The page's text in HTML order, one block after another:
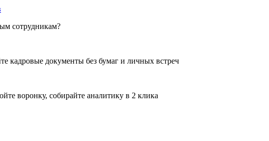
сотрудникам?
кадровые документы без бумаг и личных встреч
воронку, собирайте аналитику в 2 клика